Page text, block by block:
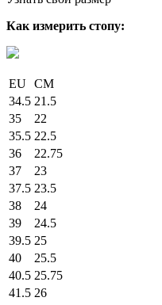
Как измерить стопу:
EU СМ
34.5 21.5
35
22
35.5 22.5
36
22.75
37
23
37.5 23.5
38
24
39
24.5
39.5 25
40
25.5
40.5 25.75
41.5 26